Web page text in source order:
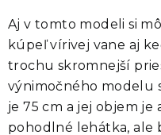
Aj v tomto modeli si
kúpeľ vírivej vane aj
trochu skromnejší
výnimočného modelu
je 75 cm a jej objem je
pohodlné lehátka, ale